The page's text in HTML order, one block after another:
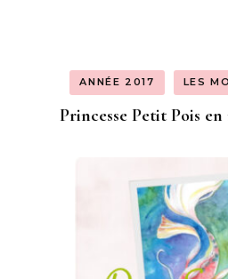
ANNÉE 2017 LES
Princesse Petit Pois